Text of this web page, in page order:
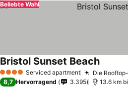
Beliebte Wahl
4 Sterne Serviced apartment Die
Bristol Sunset Beach
8,7 Hervorragend 3.395 13.6 km